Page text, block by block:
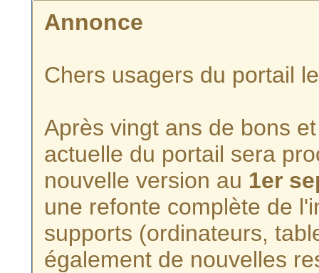
Annonce
Chers usagers du portail
Après vingt ans de bons
actuelle du portail sera
nouvelle version au 1er
une refonte complète de
supports (ordinateurs,
également de nouvelles